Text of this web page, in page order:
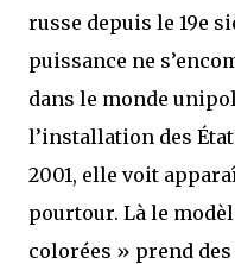
russe depuis le 19e
puissance ne
dans le monde
l’installation des
2001, elle voit
pourtour. Là le
colorées » prend